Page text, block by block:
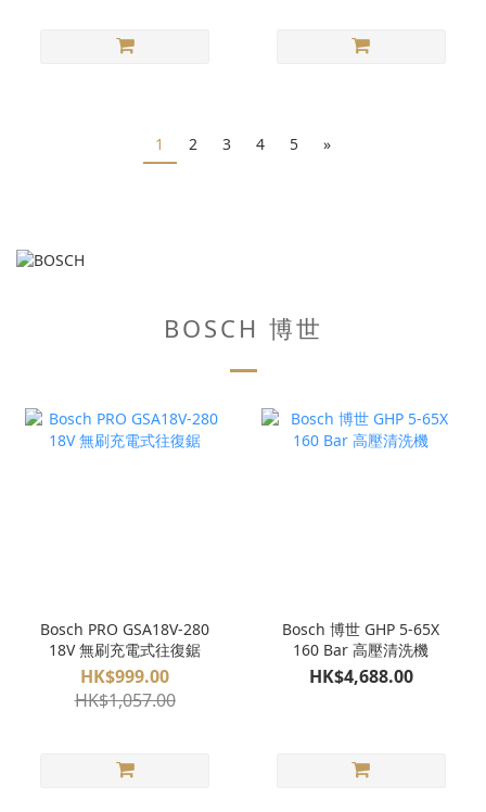
1 2 3 4 5 »
BOSCH 博世
Bosch PRO GSA18V-280
18V 無刷充電式往復鋸
HK$999.00
HK$1,057.00
Bosch 博世 GHP 5-65X
160 Bar 高壓清洗機
HK$4,688.00